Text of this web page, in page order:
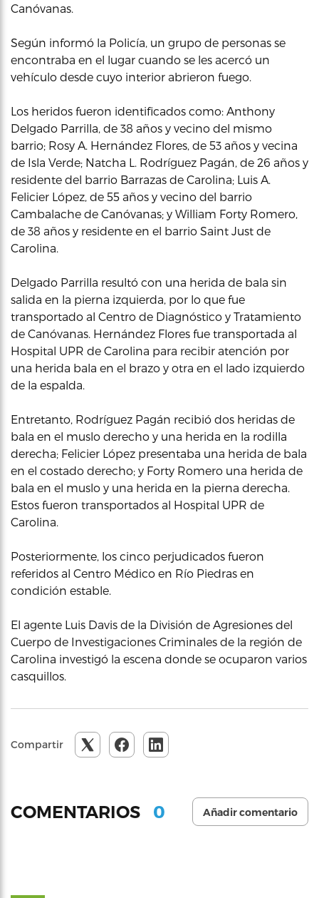
Canóvanas.
Según informó la Policía, un grupo de personas se
encontraba en el lugar cuando se les acercó un
vehículo desde cuyo interior abrieron fuego.
Los heridos fueron identificados como: Anthony
Delgado Parrilla, de 38 años y vecino del mismo
barrio; Rosy A. Hernández Flores, de 53 años y vecina
de Isla Verde; Natcha L. Rodríguez Pagán, de 26 años y
residente del barrio Barrazas de Carolina; Luis A.
Felicier López, de 55 años y vecino del barrio
Cambalache de Canóvanas; y William Forty Romero,
de 38 años y residente en el barrio Saint Just de
Carolina.
Delgado Parrilla resultó con una herida de bala sin
salida en la pierna izquierda, por lo que fue
transportado al Centro de Diagnóstico y Tratamiento
de Canóvanas. Hernández Flores fue transportada al
Hospital UPR de Carolina para recibir atención por
una herida bala en el brazo y otra en el lado izquierdo
de la espalda.
Entretanto, Rodríguez Pagán recibió dos heridas de
bala en el muslo derecho y una herida en la rodilla
derecha; Felicier López presentaba una herida de bala
en el costado derecho; y Forty Romero una herida de
bala en el muslo y una herida en la pierna derecha.
Estos fueron transportados al Hospital UPR de
Carolina.
Posteriormente, los cinco perjudicados fueron
referidos al Centro Médico en Río Piedras en
condición estable.
El agente Luis Davis de la División de Agresiones del
Cuerpo de Investigaciones Criminales de la región de
Carolina investigó la escena donde se ocuparon varios
casquillos.
Compartir
COMENTARIOS 0 Añadir comentario